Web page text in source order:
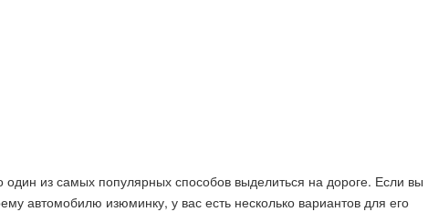
из самых популярных способов выделиться на дороге. Если вы
автомобилю изюминку, у вас есть несколько вариантов для его